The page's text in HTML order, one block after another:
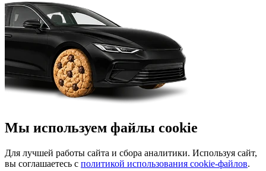
Мы используем файлы cookie
Для лучшей работы сайта и сбора аналитики. Используя сайт,
вы соглашаетесь с политикой использования cookie-файлов.